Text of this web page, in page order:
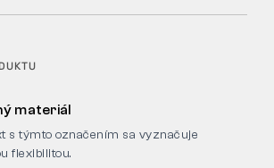
materiál
s týmto označením sa vyznačuje
flexibilitou.